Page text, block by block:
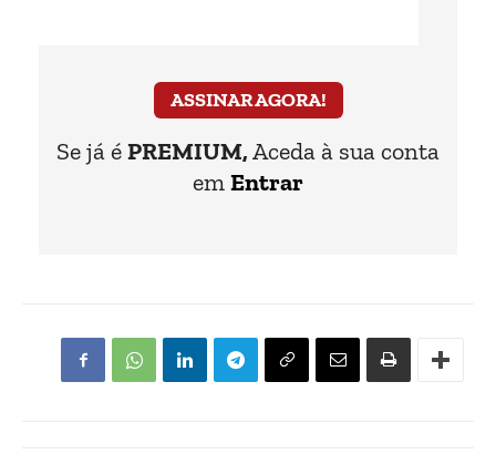
ASSINAR AGORA!
Se já éPREMIUM,Aceda à sua conta
emEntrar